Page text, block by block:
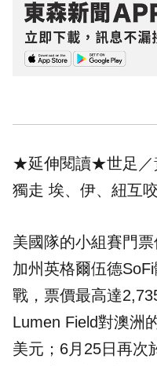
★延伸閱讀★世足
獨走 埃、伊、紐互咬
美國隊的小組賽門
加州英格爾伍德
戰，票價最高達
Lumen Field對澳洲
美元；6月25日再次